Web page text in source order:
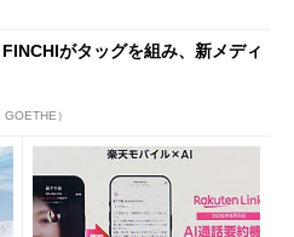
がタッグを組み、新メディ
）